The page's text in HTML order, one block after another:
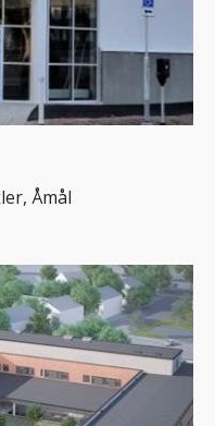
Åmål